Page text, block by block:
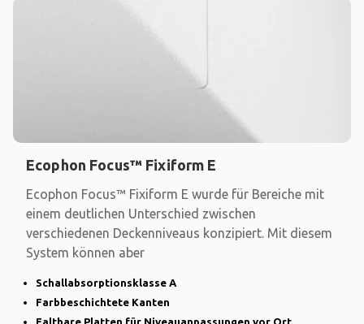
Ecophon Focus™ Fixiform E
Ecophon Focus™ Fixiform E wurde für Bereiche mit
einem deutlichen Unterschied zwischen
verschiedenen Deckenniveaus konzipiert. Mit diesem
System können aber
Schallabsorptionsklasse A
Farbbeschichtete Kanten